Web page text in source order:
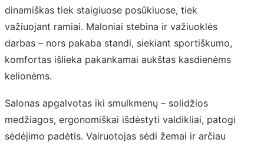
dinamiškas tiek staigiuose posūkiuose, tiek
važiuojant ramiai. Maloniai stebina ir važiuoklės
darbas – nors pakaba standi, siekiant sportiškumo,
komfortas išlieka pakankamai aukštas kasdienėms
kelionėms.
Salonas apgalvotas iki smulkmenų – solidžios
medžiagos, ergonomiškai išdėstyti valdikliai, patogi
sėdėjimo padėtis. Vairuotojas sėdi žemai ir arčiau